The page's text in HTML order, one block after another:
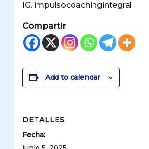
IG. impulsocoachingintegral
Compartir
Add to calendar
DETALLES
Fecha: